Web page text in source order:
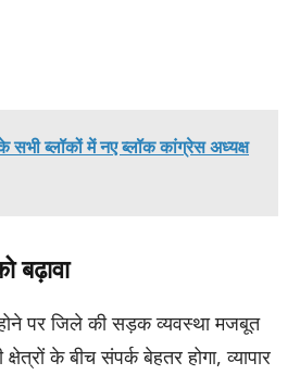
ब्लॉकों में नए ब्लॉक कांग्रेस अध्यक्ष
बढ़ावा
पर जिले की सड़क व्यवस्था मजबूत
के बीच संपर्क बेहतर होगा, व्यापार